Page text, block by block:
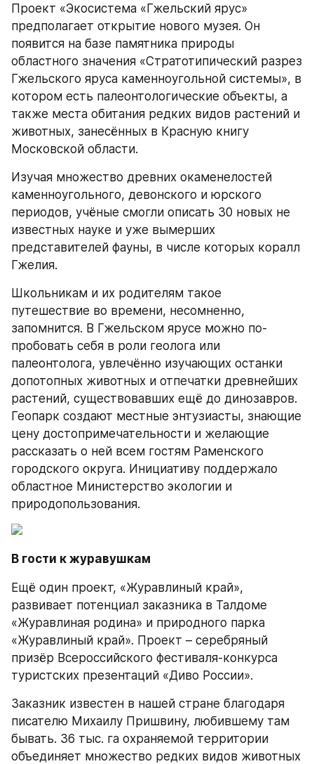
Проект «Экосистема «Гжельский ярус»
предполагает открытие нового музея. Он
появится на базе памятника природы
областного значения «Стратотипический разрез
Гжельского яруса каменноугольной системы», в
котором есть палеонтологические объекты, а
также места обитания редких видов растений и
животных, занесённых в Красную книгу
Московской области.
Изучая множество древних окаменелостей
каменноугольного, девонского и юрского
периодов, учёные смогли описать 30 новых не
известных науке и уже вымерших
представителей фауны, в числе которых коралл
Гжелия.
Школьникам и их родителям такое
путешествие во времени, несомненно,
запомнится. В Гжельском ярусе можно по­
пробовать себя в роли геолога или
палеонтолога, увлечённо изучающих останки
допотопных животных и отпечатки древнейших
растений, сущест­вовавших ещё до динозавров.
Геопарк создают местные энтузиасты, знающие
цену досто­примечательности и желающие
рассказать о ней всем гостям Раменского
городского округа. Инициативу поддержало
област­ное Министерство экологии и
природопользования.
В гости к журавушкам
Ещё один проект, «Журавлиный край»,
развивает потенциал заказника в Талдоме
«Журавлиная родина» и природного парка
«Журавлиный край». Проект – серебряный
призёр Всероссийского фестиваля-конкурса
туристских презентаций «Диво России».
Заказник известен в нашей стране благодаря
писателю Михаилу Пришвину, любившему там
бывать. 36 тыс. га охраняемой территории
объединяет множество редких видов животных